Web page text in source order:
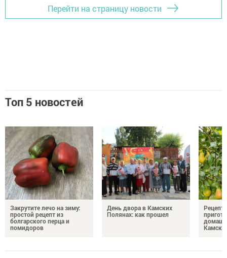
Перейти на страницу новости
Топ 5 новостей
Закрутите лечо на зиму:
простой рецепт из
болгарского перца и
помидоров
День двора в Камских
Полянах: как прошел